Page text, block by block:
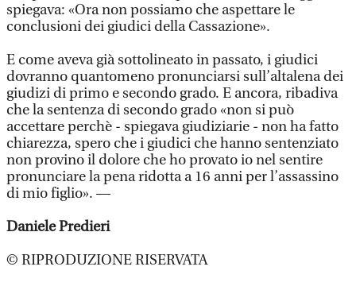
spiegava: «Ora non possiamo che aspettare le
conclusioni dei giudici della Cassazione».
E come aveva già sottolineato in passato, i giudici
dovranno quantomeno pronunciarsi sull’altalena dei
giudizi di primo e secondo grado. E ancora, ribadiva
che la sentenza di secondo grado «non si può
accettare perchè - spiegava giudiziarie - non ha fatto
chiarezza, spero che i giudici che hanno sentenziato
non provino il dolore che ho provato io nel sentire
pronunciare la pena ridotta a 16 anni per l’assassino
di mio figlio». —
Daniele Predieri
© RIPRODUZIONE RISERVATA